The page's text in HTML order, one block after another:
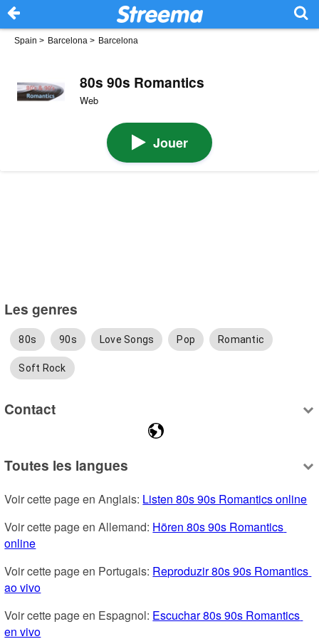
Spain > Barcelona > Barcelona
80s 90s Romantics
Web
Jouer
Les genres
80s 90s Love Songs Pop Romantic
Soft Rock
Contact
Toutes les langues
Voir cette page en Anglais: Listen 80s 90s Romantics online
Voir cette page en Allemand: Hören 80s 90s Romantics
online
Voir cette page en Portugais: Reproduzir 80s 90s Romantics
ao vivo
Voir cette page en Espagnol: Escuchar 80s 90s Romantics
en vivo